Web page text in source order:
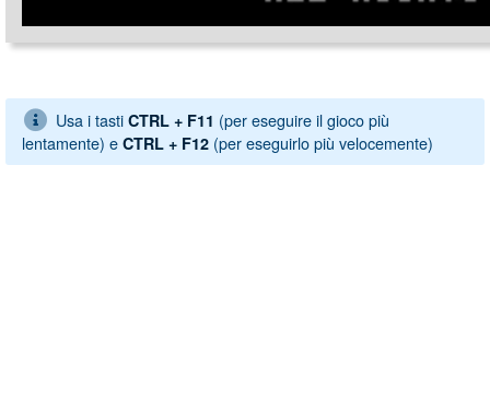
Usa i tasti CTRL + F11 (per eseguire il gioco più
lentamente) e CTRL + F12 (per eseguirlo più velocemente)